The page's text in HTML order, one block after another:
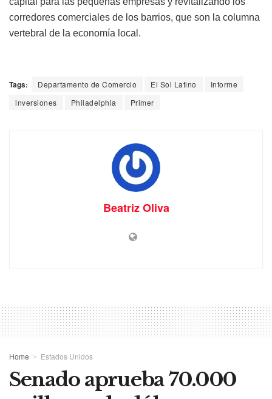
corredores comerciales de los barrios, que son la columna
vertebral de la economía local.
Tags: Departamento de Comercio El Sol Latino
Informe
inversiones
Philadelphia Primer
Beatriz Oliva
Home Estados Unidos
Senado aprueba 70.000